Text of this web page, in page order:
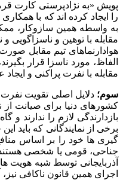
را ایجاد کرده اند که با
مقابله با توهین و ناسزاگویی
هوادارنماهای تیم مقابل
الفاظ، مورد ناسزا قرار
مقابله با نفرت پراکنی و
سوم؛ دلایل اصلی تقویت نفرت
کشورهای دنیا برای صیانت از
بازدارندگی لازم را ندارند
برخی از نمایندگانی که باید
گیری ها خود را بر اساس
جناحی، قومی یا شخصی هستند؛
اجرای همین قانون ناکافی